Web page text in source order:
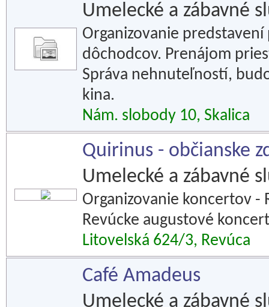
Umelecké a zábavné
Organizovanie
dôchodcov. Prenájom
Správa nehnuteľností,
kina.
Nám. slobody 10, Skalica
Quirinus - občianske
Umelecké a zábavné
Organizovanie koncertov -
Revúcke augustové
Litovelská 624/3, Revúca
Café Amadeus
Umelecké a zábavné